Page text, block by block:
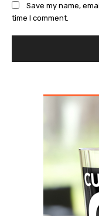
Save my name,
time I comment.